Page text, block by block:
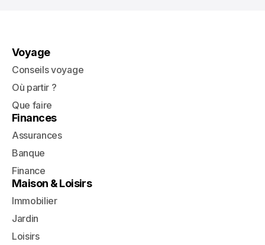
Voyage
Conseils voyage
Où partir ?
Que faire
Finances
Assurances
Banque
Finance
Maison & Loisirs
Immobilier
Jardin
Loisirs